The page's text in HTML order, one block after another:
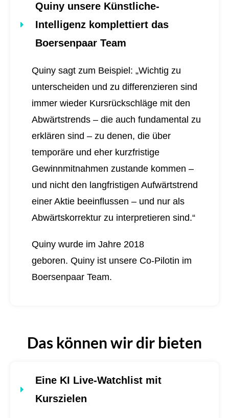
Quiny unsere Künstliche-
Intelligenz komplettiert das
Boersenpaar Team
Quiny sagt zum Beispiel: „Wichtig zu
unterscheiden und zu differenzieren sind
immer wieder Kursrückschläge mit den
Abwärtstrends – die auch fundamental zu
erklären sind – zu denen, die über
temporäre und eher kurzfristige
Gewinnmitnahmen zustande kommen –
und nicht den langfristigen Aufwärtstrend
einer Aktie beeinflussen – und nur als
Abwärtskorrektur zu interpretieren sind.“
Quiny wurde im Jahre 2018
geboren. Quiny ist unsere Co-Pilotin im
Boersenpaar Team.
Das können wir dir bieten
Eine KI Live-Watchlist mit
Kurszielen